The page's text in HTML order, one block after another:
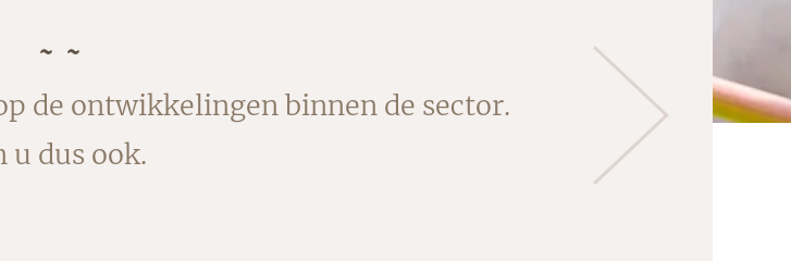
de ontwikkelingen binnen de sector.
u dus ook.